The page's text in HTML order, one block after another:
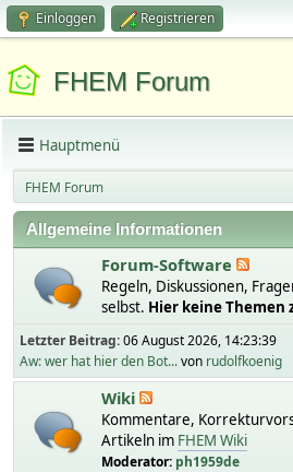
Einloggen Registrieren
FHEM Forum
Hauptmenü
FHEM Forum
Allgemeine Informationen
Forum-Software
Regeln, Diskussionen,
selbst. Hier keine
Letzter Beitrag:06 August 2026, 14:23:39
Aw: wer hat hier den Bot...von rudolfkoenig
Wiki
Kommentare,
Artikeln im FHEM Wiki
Moderator: ph1959de